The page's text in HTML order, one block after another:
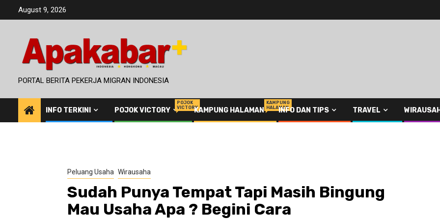
August 9, 2026
PORTAL BERITA PEKERJA MIGRAN INDONESIA
INFO TERKINI POJOK VICTORY
POJOK
VICTORYKAMPUNG HALAMAN
KAMPUNG
HALAMANINFO DAN TIPS TRAVEL
Peluang Usaha Wirausaha
Sudah Punya Tempat Tapi Masih Bingung
Mau Usaha Apa ? Begini Cara